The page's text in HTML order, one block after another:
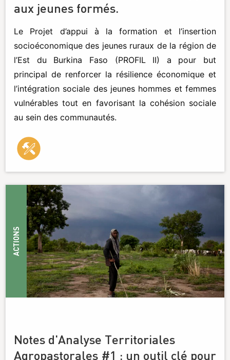
aux jeunes formés.
Le Projet d’appui à la formation et l’insertion
socioéconomique des jeunes ruraux de la région de
l’Est du Burkina Faso (PROFIL II) a pour but
principal de renforcer la résilience économique et
l’intégration sociale des jeunes hommes et femmes
vulnérables tout en favorisant la cohésion sociale
au sein des communautés.
ACTIONS
Notes d'Analyse Territoriales
Agropastorales #1 : un outil clé pour